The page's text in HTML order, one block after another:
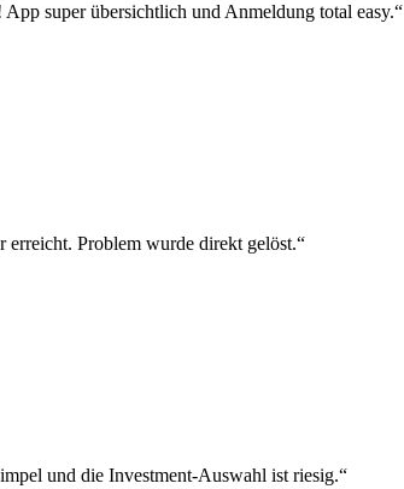
super übersichtlich und Anmeldung total easy.“
erreicht. Problem wurde direkt gelöst.“
und die Investment-Auswahl ist riesig.“